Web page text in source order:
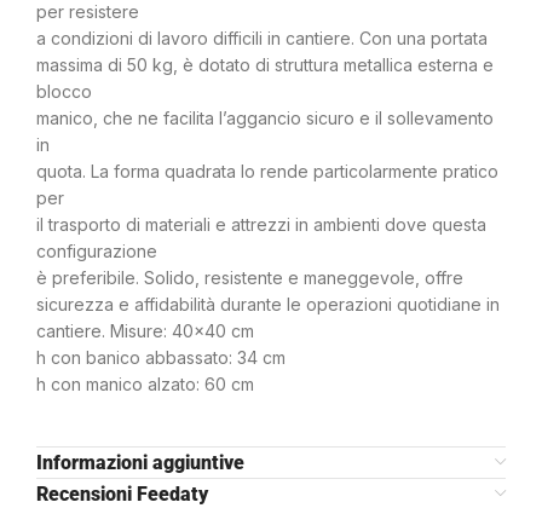
per resistere
a condizioni di lavoro difficili in cantiere. Con una portata
massima di 50 kg, è dotato di struttura metallica esterna e
blocco
manico, che ne facilita l’aggancio sicuro e il sollevamento
in
quota. La forma quadrata lo rende particolarmente pratico
per
il trasporto di materiali e attrezzi in ambienti dove questa
configurazione
è preferibile. Solido, resistente e maneggevole, offre
sicurezza e affidabilità durante le operazioni quotidiane in
cantiere. Misure: 40×40 cm
h con banico abbassato: 34 cm
h con manico alzato: 60 cm
Informazioni aggiuntive
Recensioni Feedaty